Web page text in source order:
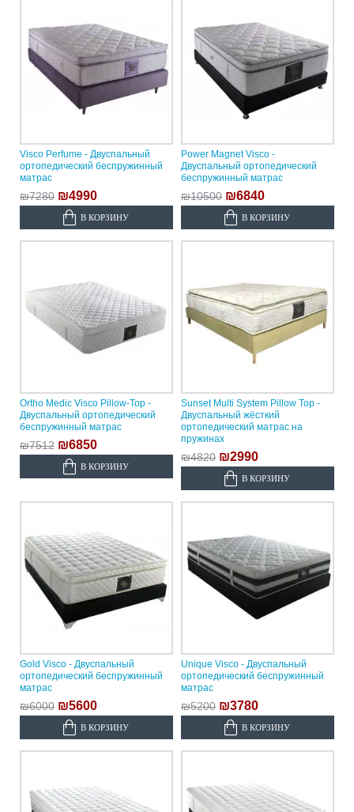
Visco Perfume - Двуспальный
ортопедический беспружинный
матрас
₪7280 ₪4990
В КОРЗИНУ
Power Magnet Visco -
Двуспальный ортопедический
беспружинный матрас
₪10500 ₪6840
В КОРЗИНУ
Ortho Medic Visco Pillow-Top -
Двуспальный ортопедический
беспружинный матрас
₪7512 ₪6850
В КОРЗИНУ
Sunset Multi System Pillow Top -
Двуспальный жёсткий
ортопедический матрас на
пружинах
₪4820 ₪2990
В КОРЗИНУ
Gold Visco - Двуспальный
ортопедический беспружинный
матрас
₪6000 ₪5600
В КОРЗИНУ
Unique Visco - Двуспальный
ортопедический беспружинный
матрас
₪5200 ₪3780
В КОРЗИНУ